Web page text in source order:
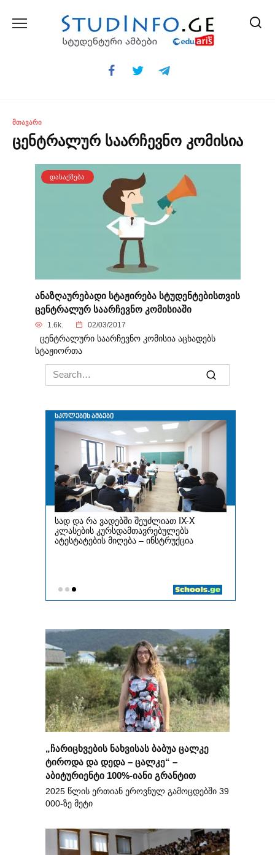
ᲛᲗᲐᲕᲐᲠᲘ
ცენტრალურ საარჩევნო კომისია
ᲓᲐᲡᲐᲥᲛᲔᲑᲐ
ანაზღაურებადი სტაჟირება სტუდენტებისთვის
ცენტრალურ საარჩევნო კომისიაში
1.6k. 02/03/2017
ცენტრალური საარჩევნო კომისია აცხადებს
სტაჟიორთა
Search
for:
„ჩარიცხვების ნახვისას ბაბუა ცალკე
ტიროდა და დედა – ცალკე“ –
აბიტურიენტი 100%-იანი გრანტით
2025 წლის ერთიან ეროვნულ გამოცდებში 39
000-ზე მეტი